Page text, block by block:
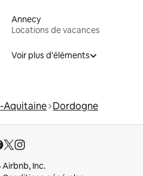
Annecy
Locations de vacances
Voir plus d'éléments
Aquitaine Dordogne
Inc.